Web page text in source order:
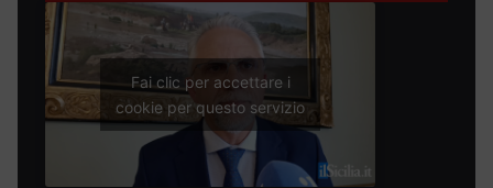
Fai clic per accettare i
cookie per questo servizio